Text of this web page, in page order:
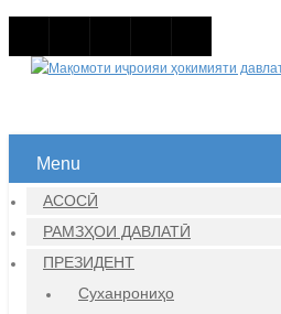
Menu
АСОСӢ
РАМЗҲОИ ДАВЛАТӢ
ПРЕЗИДЕНТ
Суханрониҳо